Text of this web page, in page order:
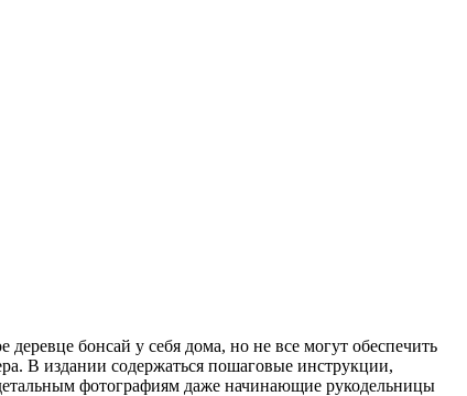
бонсай у себя дома, но не все могут обеспечить
В издании содержаться пошаговые инструкции,
фотографиям даже начинающие рукодельницы